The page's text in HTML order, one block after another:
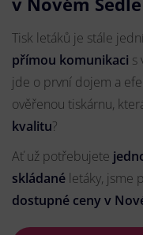
Tisk letáků je stále
přímou komunikaci s
jde o první dojem a
ověřenou tiskárnu,
kvalitu?
Ať už potřebujete
skládané letáky, jsme
dostupné ceny v